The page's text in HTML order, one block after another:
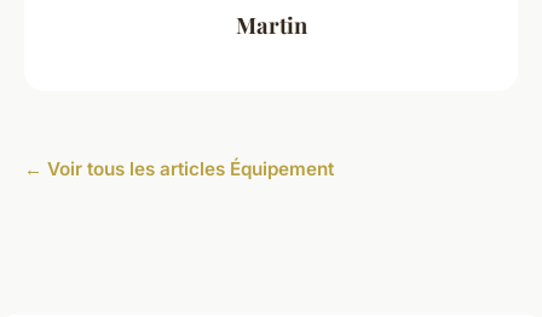
Martin
← Voir tous les articles Équipement